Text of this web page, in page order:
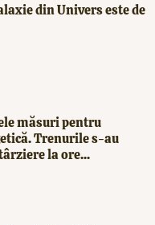
din Univers este de
măsuri pentru
Trenurile s-au
la ore...